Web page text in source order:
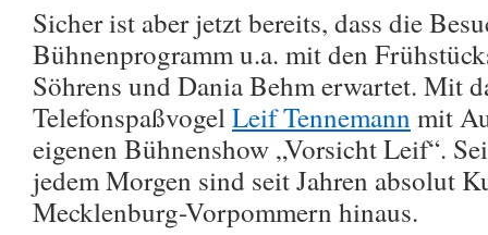
Sicher ist aber jetzt bereits, dass die
Bühnenprogramm u.a. mit den
Söhrens und Dania Behm erwartet. Mit
TelefonspaßvogelLeif Tennemann mit
eigenen Bühnenshow „Vorsicht Leif“.
jedem Morgen sind seit Jahren absolut
Mecklenburg-Vorpommern hinaus.